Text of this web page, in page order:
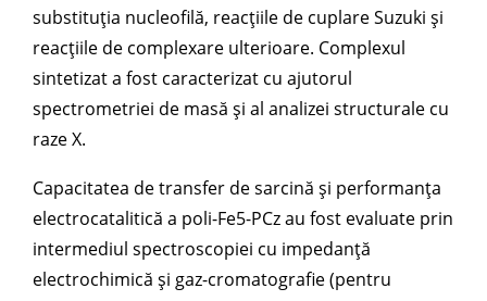
substituția nucleofilă, reacțiile de cuplare Suzuki și
reacțiile de complexare ulterioare. Complexul
sintetizat a fost caracterizat cu ajutorul
spectrometriei de masă și al analizei structurale cu
raze X.
Capacitatea de transfer de sarcină și performanța
electrocatalitică a poli-Fe5-PCz au fost evaluate prin
intermediul spectroscopiei cu impedanță
electrochimică și gaz-cromatografie (pentru